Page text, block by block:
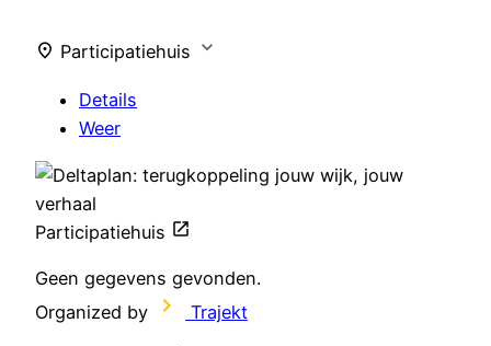
Participatiehuis
Details
Weer
Participatiehuis
Geen gegevens gevonden.
Organized by
Trajekt